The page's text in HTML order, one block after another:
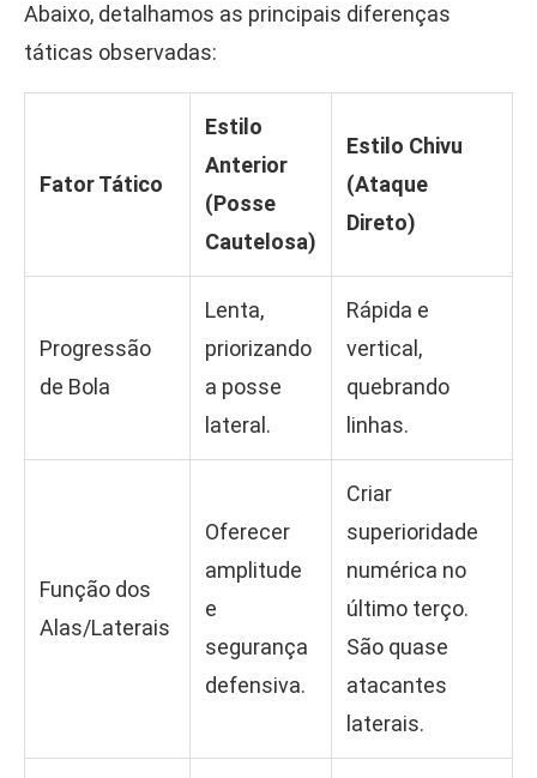
Abaixo, detalhamos as principais diferenças
táticas observadas:
Fator Tático
Estilo
Anterior
(Posse
Cautelosa)
Estilo Chivu
(Ataque
Direto)
Progressão
de Bola
Lenta,
priorizando
a posse
lateral.
Rápida e
vertical,
quebrando
linhas.
Função dos
Alas/Laterais
Oferecer
amplitude
e
segurança
defensiva.
Criar
superioridade
numérica no
último terço.
São quase
atacantes
laterais.